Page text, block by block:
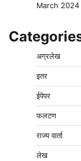
March 2024
अग्रलेख
इतर
ईपेपर
फलटण
राज्य वार्ता
लेख